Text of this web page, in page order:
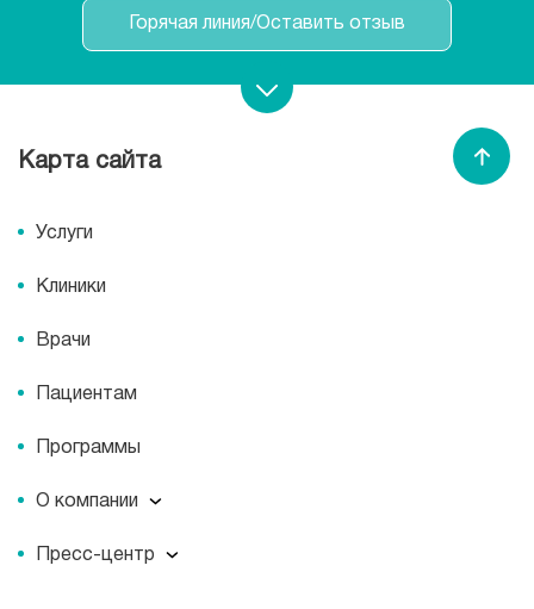
Горячая линия/Оставить отзыв
Записаться на прием
Карта сайта
Услуги
Клиники
Врачи
Пациентам
Программы
О компании
Пресс-центр